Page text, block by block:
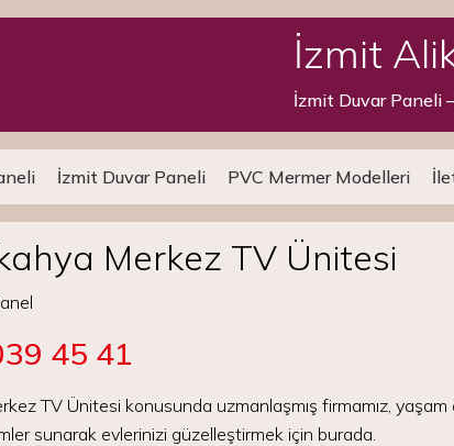
İzmit
İzmit Duvar Paneli
İzmit Duvar Paneli PVC Mermer Modelleri
Merkez TV Ünitesi
45 41
TV Ünitesi konusunda uzmanlaşmış firmamız, yaşam
sunarak evlerinizi güzelleştirmek için burada.